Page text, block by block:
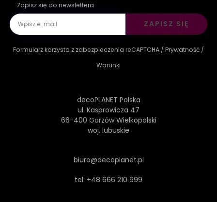
Zapisz się do newslettera
ZAPISZ SIĘ
Formularz korzysta z zabezpieczenia reCAPTCHA / Prywatność /
Warunki
decoPLANET Polska
ul. Kasprowicza 47
66-400 Gorzów Wielkopolski
woj. lubuskie
biuro@decoplanet.pl
tel: +48 666 210 999